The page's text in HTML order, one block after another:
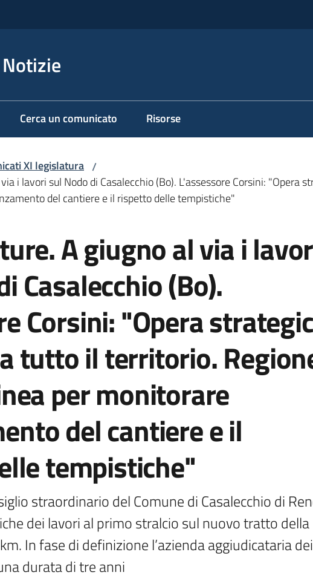
Notizie
Cerca un comunicato Risorse
XI legislatura /
i lavori sul Nodo di Casalecchio (Bo). L'assessore Corsini:
del cantiere e il rispetto delle tempistiche"
A giugno al via i
Casalecchio (Bo).
Corsini: "Opera
tutto il territorio.
per monitorare
del cantiere e il
tempistiche"
straordinario del Comune di Casalecchio di
dei lavori al primo stralcio sul nuovo tratto della
In fase di definizione l’azienda aggiudicataria dei
durata di tre anni